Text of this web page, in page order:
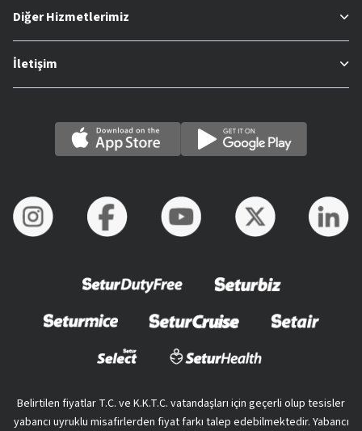
Diğer Hizmetlerimiz
İletişim
Belirtilen fiyatlar T.C. ve K.K.T.C. vatandaşları için geçerli olup tesisler
yabancı uyruklu misafirlerden fiyat farkı talep edebilmektedir. Yabancı